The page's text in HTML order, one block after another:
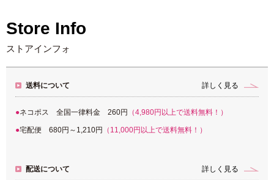
Store Info
ストアインフォ
送料について 詳しく見る
ネコポス 全国一律料金 260円 （4,980円以上で送料無料！）
宅配便 680円～1,210円 （11,000円以上で送料無料！）
配送について 詳しく見る